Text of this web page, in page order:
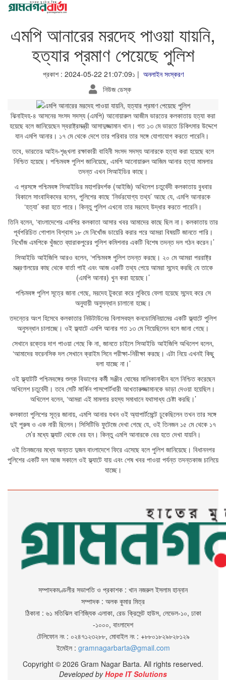
এমপি আনারের মরদেহ পাওয়া যায়নি,
হত্যার প্রমাণ পেয়েছে পুলিশ
প্রকাশ : 2024-05-22 21:07:09১ | অনলাইন সংস্করণ
নিউজ ডেস্ক
ঝিনাইদহ-৪ আসনের সংসদ সদস্য (এমপি) আনোয়ারুল আজীম ভারতের কলকাতায় হত্যা করা
হয়েছে বলে জানিয়েছেন স্বরাষ্ট্রমন্ত্রী আসাদুজ্জামান খান। গত ১৩ মে ভারতে চিকিৎসার উদ্দেশে
যান এমপি আনার। ১৭ মে থেকে দেশে তার পরিবার তার সঙ্গে যোগাযোগ করতে পারেনি।
তবে, ভারতের আইন-শৃঙ্খলা রক্ষাকারী বাহিনী সংসদ সদস্য আনারকে হত্যা করা হয়েছে বলে
নিশ্চিত হয়েছে। পশ্চিমবঙ্গ পুলিশ জানিয়েছে, এমপি আনোয়ারুল আজিম আনার হত্যা মামলার
তদন্ত এখন সিআইডির কাছে।
এ প্রসঙ্গে পশ্চিমবঙ্গ সিআইডির মহাপরিদর্শক (আইজি) অখিলেশ চতুর্বেদী কলকাতায় বুধবার
বিকালে সাংবাদিকদের বলেন, পুলিশের কাছে ‘নির্ভরযোগ্য তথ্য’ আছে যে, এমপি আনারকে
‘হত্যা’ করা হতে পারে। কিন্তু পুলিশ এখনো তার মরদেহ উদ্ধার করতে পারেনি।
তিনি বলেন, ‘বাংলাদেশের এমপির কলকাতা আসার খবর আমাদের কাছে ছিল না। কলকাতায় তার
পূর্বপরিচিত গোপাল বিশ্বাস ১৮ মে নিখোঁজ ডায়েরি করার পরে আমরা বিষয়টি জানতে পারি।
নিখোঁজ এমপিকে খুঁজতে ব্যারাকপুরের পুলিশ কমিশনার একটি বিশেষ তদন্ত দল গঠন করেন।’
সিআইডি আইজিপি আরও বলেন, ‘পশ্চিমবঙ্গ পুলিশ তদন্ত করছে। ২০ মে আমরা পররাষ্ট্র
মন্ত্রণালয়ের কাছ থেকে বার্তা পাই এবং আজ একটি তথ্য পেয়ে আমরা সন্দেহ করছি যে তাকে
(এমপি আনার) খুন করা হয়েছে।’
পশ্চিমবঙ্গ পুলিশ সূত্রে জানা গেছে, মরদেহ টুকরো করে লুকিয়ে ফেলা হয়েছে সন্দেহ করে সে
অনুযায়ী অনুসন্ধান চালানো হচ্ছে।
তদন্তের অংশ হিসেবে কলকাতার নিউটাউনের বিলাসবহুল কনডোমিনিয়ামের একটি ফ্ল্যাটে পুলিশ
অনুসন্ধান চালাচ্ছে। ওই ফ্ল্যাটে এমপি আনার গত ১৩ মে গিয়েছিলেন বলে জানা গেছে।
সেখানে রক্তের দাগ পাওয়া গেছে কি না, জানতে চাইলে সিআইডি আইজিপি অখিলেশ বলেন,
‘আমাদের ফরেনসিক দল সেখানে ক্রাইম সিনে পরীক্ষা-নিরীক্ষা করছে। এটা নিয়ে এখনই কিছু
বলা যাচ্ছে না।’
ওই ফ্ল্যাটটি পশ্চিমবঙ্গের শুল্ক বিভাগের কর্মী সঞ্জীব ঘোষের মালিকানাধীন বলে নিশ্চিত করেছেন
অখিলেশ চতুর্বেদী। তবে সেটি মার্কিন পাসপোর্টধারী আখতারুজ্জামানকে ভাড়া দেওয়া হয়েছিল।
অখিলেশ বলেন, ‘আমরা এই মামলার রহস্য সমাধানে যথাসাধ্য চেষ্টা করছি।’
কলকাতা পুলিশের সূত্র জানায়, এমপি আনার যখন ওই অ্যাপার্টমেন্টে ঢুকেছিলেন তখন তার সঙ্গে
দুই পুরুষ ও এক নারী ছিলেন। সিসিটিভি ফুটেজে দেখা গেছে যে, ওই তিনজন ১৫ মে থেকে ১৭
মে’র মধ্যে ফ্ল্যাট থেকে বের হন। কিন্তু এমপি আনারকে বের হতে দেখা যায়নি।
ওই তিনজনের মধ্যে অন্তত দুজন বাংলাদেশে ফিরে এসেছে বলে পুলিশ জানিয়েছে। বিধাননগর
পুলিশের একটি দল আজ সকালে ওই ফ্ল্যাটে যায় এবং শেষ খবর পাওয়া পর্যন্ত তদন্তকাজ চালিয়ে
যাচ্ছে।
সম্পাদকমণ্ডলীর সভাপতি ও প্রকাশক : খান নজরুল ইসলাম হান্নান
সম্পাদক : অলক কুমার মিত্র
ঠিকানা : ৬১ মতিঝিল বাণিজ্যিক এলাকা, রেড ক্রিসেন্ট হাউস, লেভেল-১০, ঢাকা
-১০০০, বাংলাদেশ
টেলিফোন নং : ০২৪৭১২৩২৮৮, মোবাইল নং : +৮৮০১৮২৯৮২৮১২৯
ইমেইল : gramnagarbarta@gmail.com
Copyright © 2026 Gram Nagar Barta. All rights reserved.
Developed byHope IT Solutions